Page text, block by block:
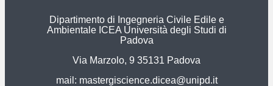
Dipartimento di Ingegneria Civile Edile e
Ambientale ICEA Università degli Studi di
Padova
Via Marzolo, 9 35131 Padova
mail: mastergiscience.dicea@unipd.it